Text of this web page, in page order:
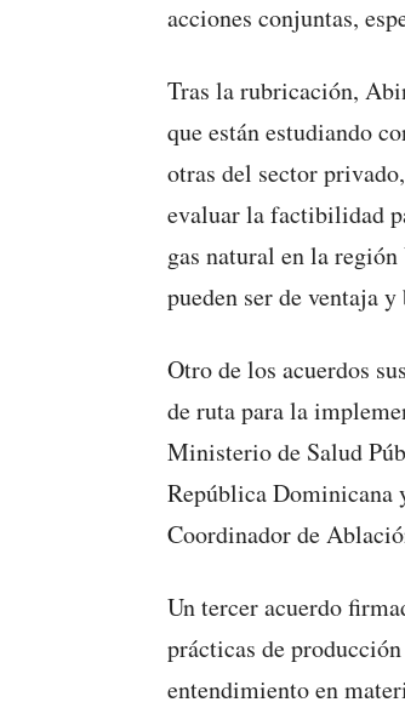
acciones conjuntas,
Tras la rubricación,
que están estudiando
otras del sector
evaluar la factibilidad
gas natural en la
pueden ser de ventaja
Otro de los acuerdos
de ruta para la
Ministerio de Salud
República
Coordinador de
Un tercer acuerdo
prácticas de
entendimiento en